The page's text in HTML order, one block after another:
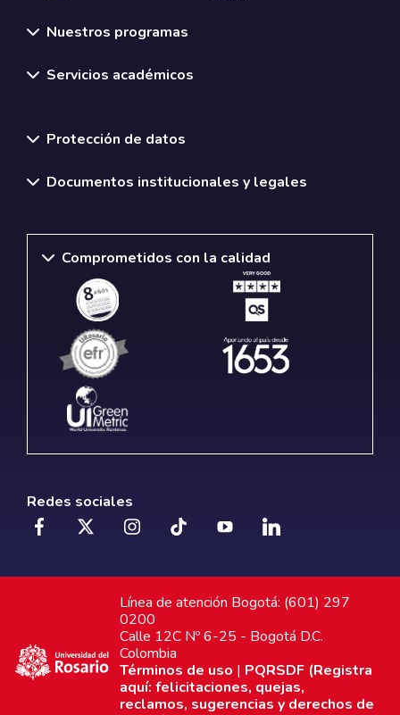
Nuestros programas
Servicios académicos
Protección de datos
Documentos institucionales y legales
Comprometidos con la calidad
Redes sociales
Línea de atención Bogotá: (601) 297
0200
Calle 12C Nº 6-25 - Bogotá D.C.
Colombia
Términos de uso | PQRSDF (Registra
aquí: felicitaciones, quejas,
reclamos, sugerencias y derechos de